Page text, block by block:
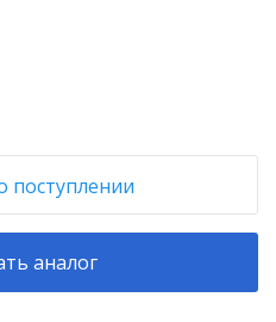
поступлении
аналог